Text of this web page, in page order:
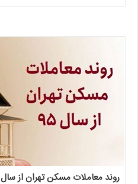
روند معاملات مسکن تهران از سال 95